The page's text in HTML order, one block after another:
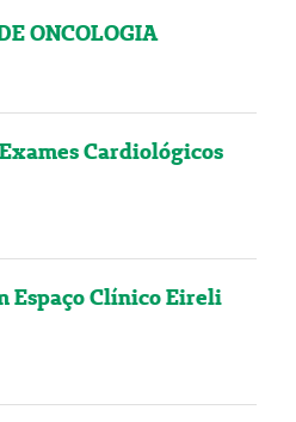
ONCOLOGIA
Cardiológicos
Espaço Clínico Eireli